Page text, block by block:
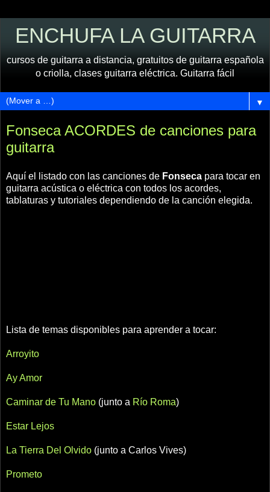
ENCHUFA LA GUITARRA
cursos de guitarra a distancia, gratuitos de guitarra española
o criolla, clases guitarra eléctrica. Guitarra fácil
▼
Fonseca ACORDES de canciones para
guitarra
Aquí el listado con las canciones de Fonseca para tocar en
guitarra acústica o eléctrica con todos los acordes,
tablaturas y tutoriales dependiendo de la canción elegida.
Lista de temas disponibles para aprender a tocar:
Arroyito
Ay Amor
Caminar de Tu Mano (junto a Río Roma)
Estar Lejos
La Tierra Del Olvido (junto a Carlos Vives)
Prometo